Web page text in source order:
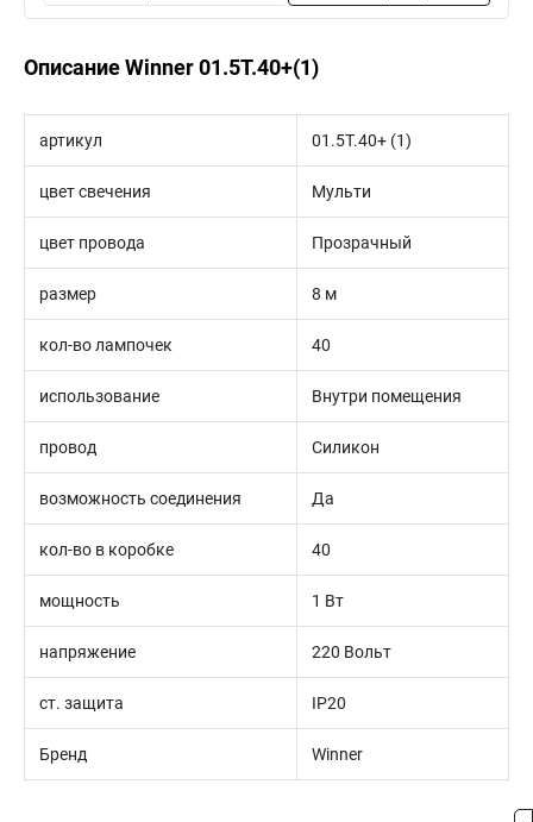
Описание Winner 01.5T.40+(1)
артикул 01.5T.40+ (1)
цвет свечения Мульти
цвет провода Прозрачный
размер 8 м
кол-во лампочек 40
использование Внутри помещения
провод Силикон
возможность соединения Да
кол-во в коробке 40
мощность 1 Вт
напряжение 220 Вольт
ст. защита IP20
Бренд Winner